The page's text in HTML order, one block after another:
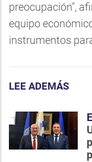
preocupación",
equipo
instrumentos
LEE ADEMÁS